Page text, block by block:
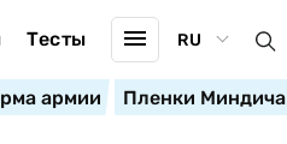
Тесты RU
армии Пленки Миндича